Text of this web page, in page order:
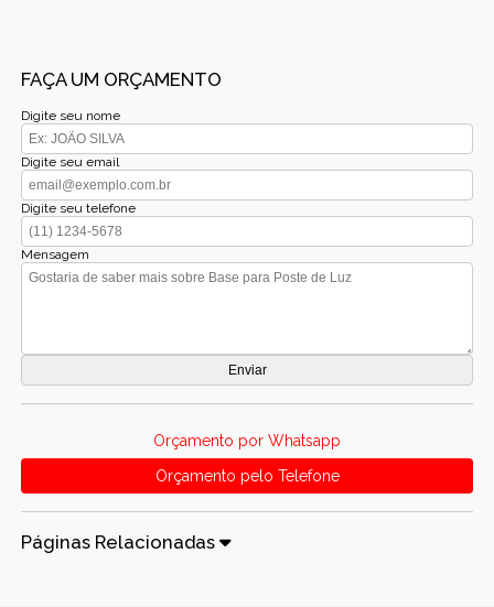
FAÇA UM ORÇAMENTO
Digite seu nome
Digite seu email
Digite seu telefone
Mensagem
Orçamento por Whatsapp
Orçamento pelo Telefone
Páginas Relacionadas